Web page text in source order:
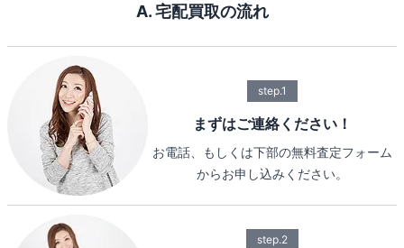
A. 宅配買取の流れ
step.1
まずはご連絡ください！
お電話、もしくは下部の無料査定フォーム
からお申し込みください。
step.2